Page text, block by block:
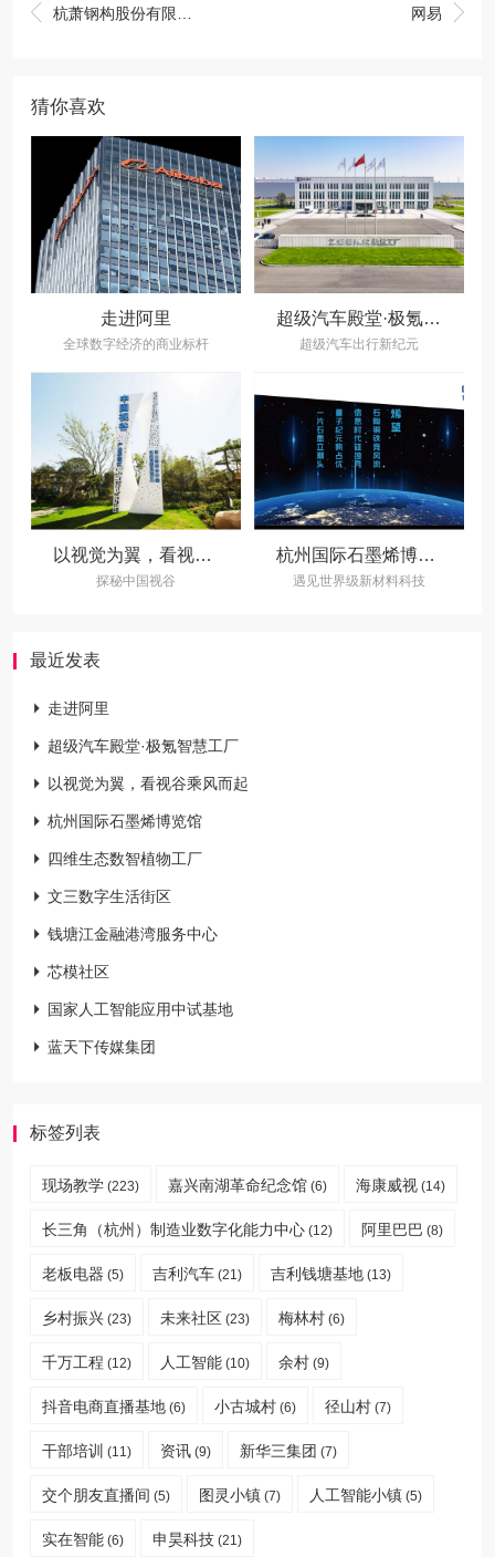
 杭萧钢构股份有限公司 
网易
猜你喜欢
走进阿里
全球数字经济的商业标杆
超级汽车殿堂·极氪智慧工厂
超级汽车出行新纪元
以视觉为翼，看视谷乘风而起
探秘中国视谷
杭州国际石墨烯博览馆
遇见世界级新材料科技
最近发表
 走进阿里
 超级汽车殿堂·极氪智慧工厂
 以视觉为翼，看视谷乘风而起
 杭州国际石墨烯博览馆
 四维生态数智植物工厂
 文三数字生活街区
 钱塘江金融港湾服务中心
 芯模社区
 国家人工智能应用中试基地
 蓝天下传媒集团
标签列表
现场教学 (223) 嘉兴南湖革命纪念馆 (6) 海康威视 (14)
长三角（杭州）制造业数字化能力中心 (12) 阿里巴巴 (8)
老板电器 (5) 吉利汽车 (21) 吉利钱塘基地 (13)
乡村振兴 (23) 未来社区 (23) 梅林村 (6)
千万工程 (12) 人工智能 (10) 余村 (9)
抖音电商直播基地 (6) 小古城村 (6) 径山村 (7)
干部培训 (11) 资讯 (9) 新华三集团 (7)
交个朋友直播间 (5) 图灵小镇 (7) 人工智能小镇 (5)
实在智能 (6) 申昊科技 (21)